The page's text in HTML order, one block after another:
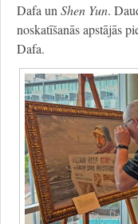
Dafa un Shen Yun.
noskatīšanās apstājās
Dafa.